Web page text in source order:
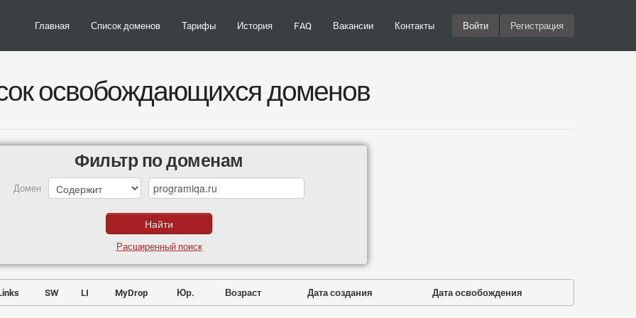
Главная Список доменов Тарифы История FAQ Вакансии Контакты Войти Регистрация
освобождающихся доменов
Фильтр по доменам
Домен
Расширенный поиск
SW LI MyDrop Юр. Возраст Дата создания Дата освобождения